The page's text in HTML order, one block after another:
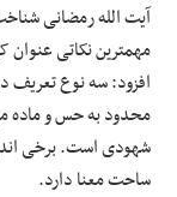
آیت الله رمضانی
مهمترین نکاتی عنوان
افزود: سه نوع تعریف
محدود به حس و ماده
شهودی است. برخی
ساحت معنا دارد.